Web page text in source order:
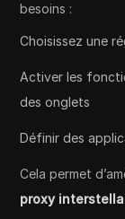
besoins :
Choisissez une
Activer les
des onglets
Définir des
Cela permet
proxy